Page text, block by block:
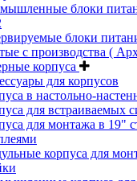
блоки
блоки
с производства (
корпуса
для корпусов
в настольно-
для встраиваемых
для монтажа в 19"
корпуса для